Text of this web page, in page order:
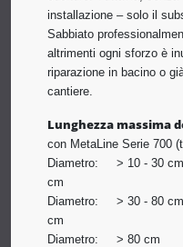
installazione – solo il
Sabbiato
altrimenti ogni sforzo è
riparazione in bacino o
cantiere.
Lunghezza massima
con MetaLine Serie 700
Diametro: > 10 - 30
cm
Diametro: > 30 - 80
cm
Diametro: > 80 cm